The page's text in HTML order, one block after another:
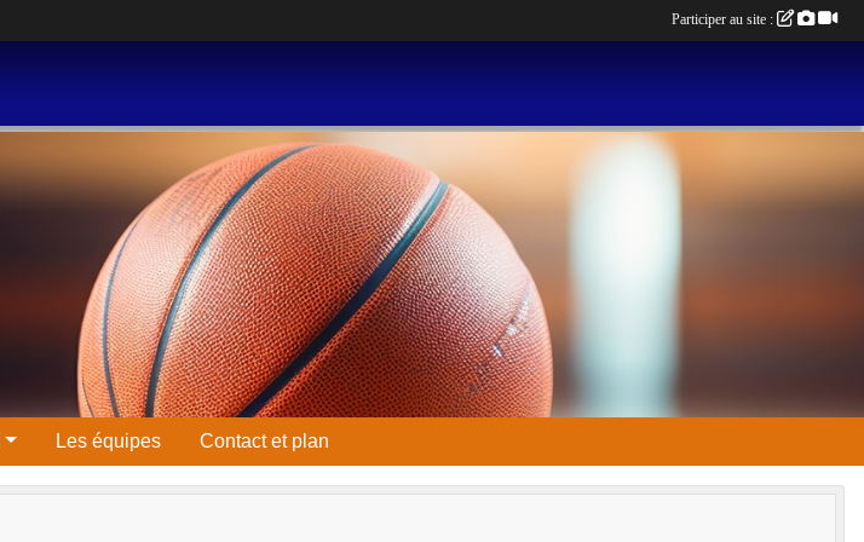
Les équipes Contact et plan
Participer au site :